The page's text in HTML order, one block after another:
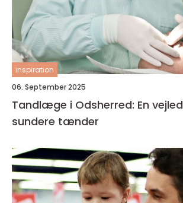
inspiration
06. September 2025
Tandlæge i Odsherred: En
sundere tænder